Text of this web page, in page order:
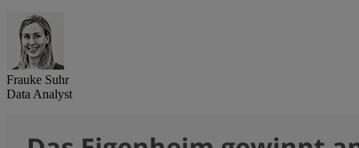
Frauke Suhr
Data Analyst